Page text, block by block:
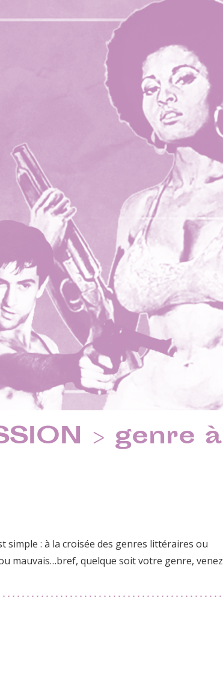
> genre à
simple : à la croisée des genres littéraires ou
mauvais…bref, quelque soit votre genre, venez